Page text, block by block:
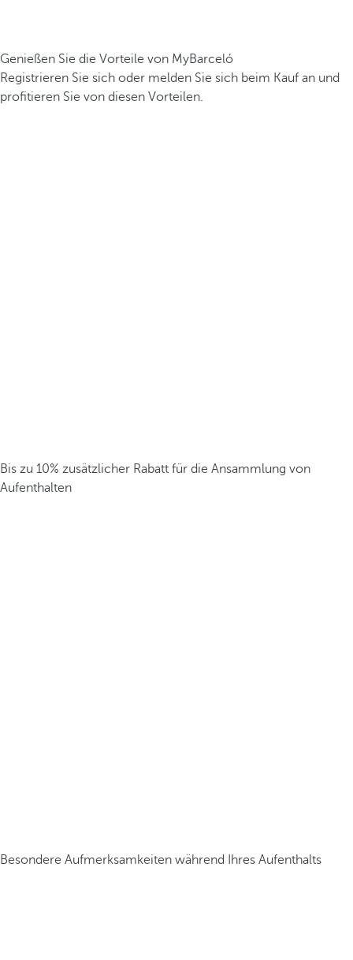
Genießen Sie die Vorteile von MyBarceló
Registrieren Sie sich oder melden Sie sich beim Kauf an und
profitieren Sie von diesen Vorteilen.
Bis zu 10% zusätzlicher Rabatt für die Ansammlung von
Aufenthalten
Besondere Aufmerksamkeiten während Ihres Aufenthalts